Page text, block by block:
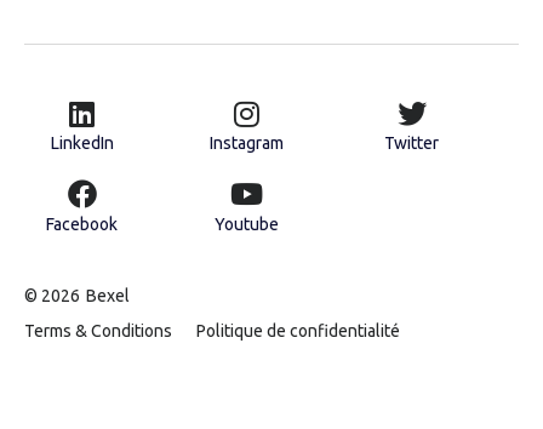
LinkedIn Instagram Twitter
Facebook Youtube
© 2026 Bexel
Terms & Conditions
Politique de confidentialité